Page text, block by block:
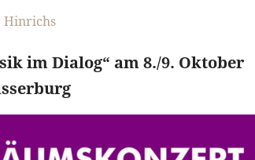
Hinrichs
im Dialog“ am 8./9. Oktober